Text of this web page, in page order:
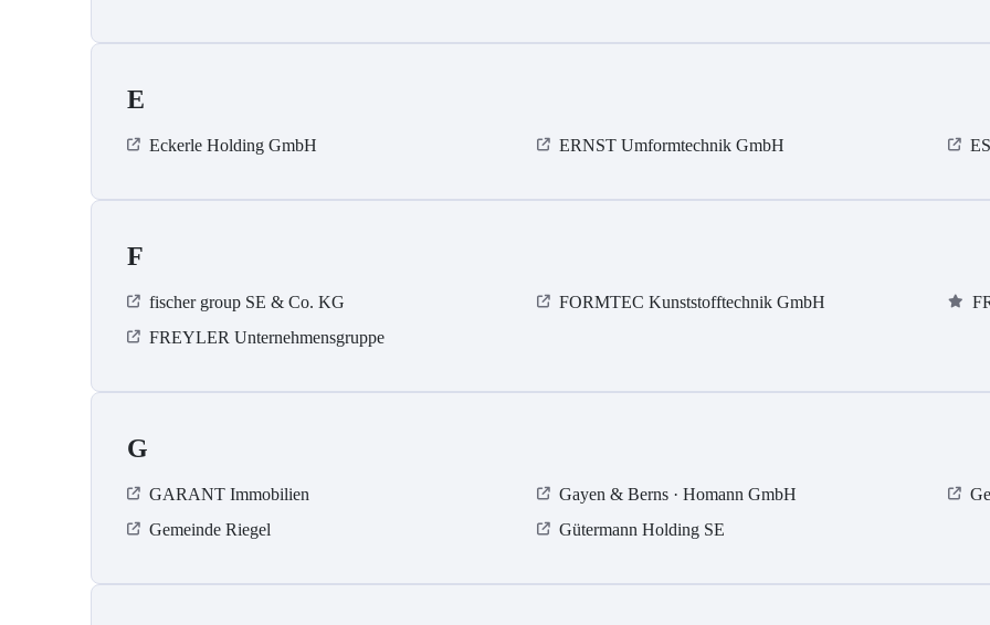
E
Eckerle Holding GmbH ERNST Umformtechnik GmbH
F
fischer group SE & Co. KG FORMTEC Kunststofftechnik GmbH
FREYLER Unternehmensgruppe
G
GARANT Immobilien Gayen & Berns · Homann GmbH
Gemeinde Riegel
Gütermann Holding SE